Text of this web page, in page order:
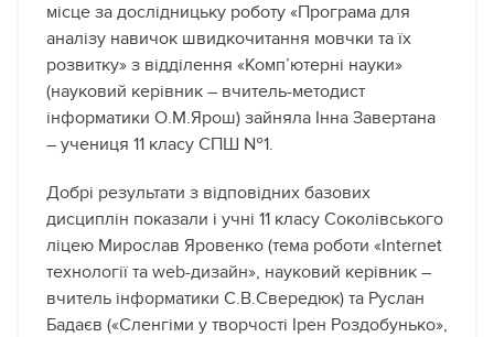
місце за дослідницьку роботу «Програма для
аналізу навичок швидкочитання мовчки та їх
розвитку» з відділення «Комп’ютерні науки»
(науковий керівник – вчитель-методист
інформатики О.М.Ярош) зайняла Інна Завертана
– учениця 11 класу СПШ №1.
Добрі результати з відповідних базових
дисциплін показали і учні 11 класу Соколівського
ліцею Мирослав Яровенко (тема роботи «Internet
технології та web-дизайн», науковий керівник –
вчитель інформатики С.В.Свередюк) та Руслан
Бадаєв («Сленгіми у творчості Ірен Роздобунько»,